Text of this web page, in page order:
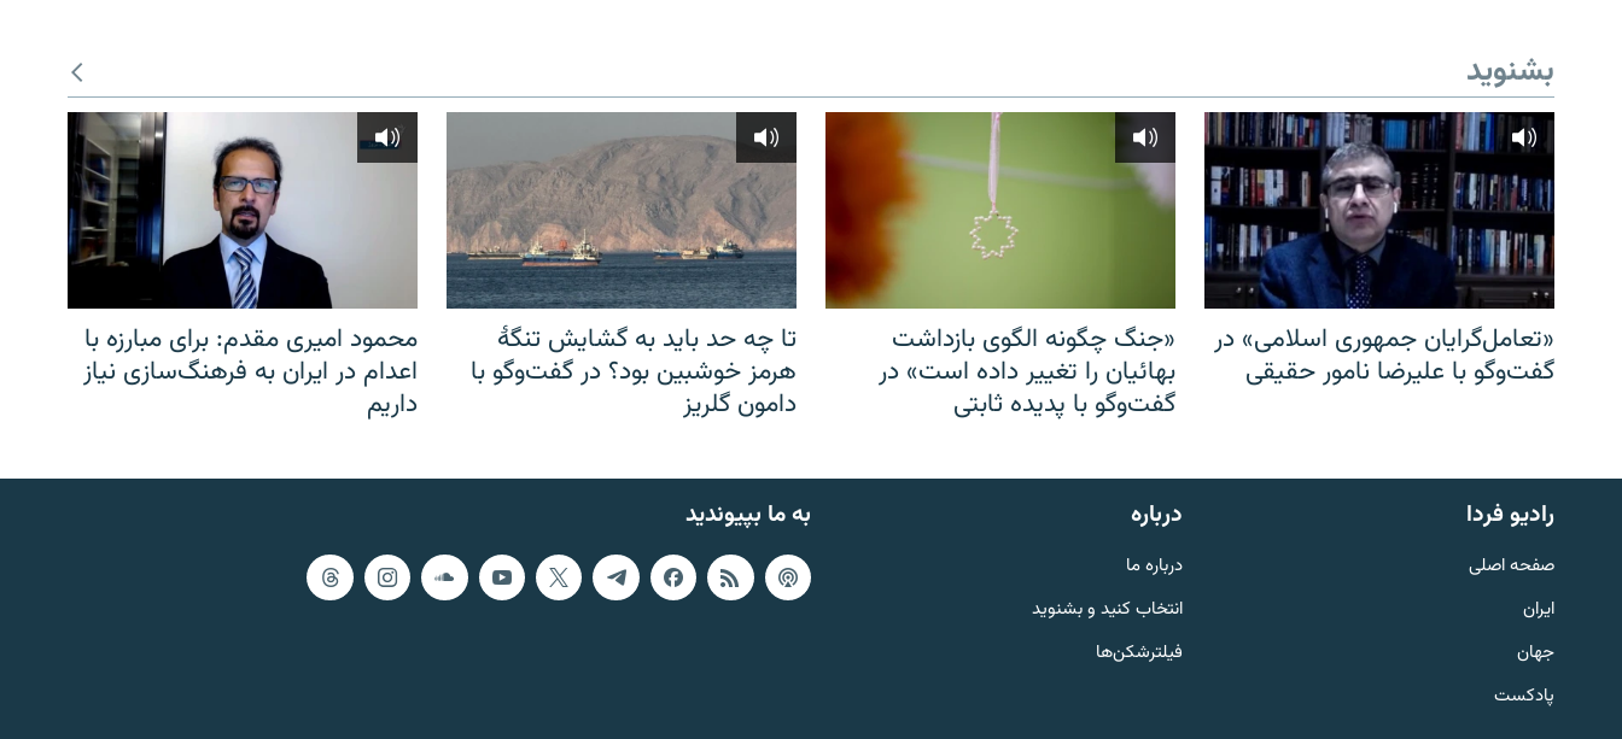
English
به ما بپیوندید
بشنوید
«تعامل‌گرایان جمهوری اسلامی» در
گفت‌وگو با علیرضا نامور حقیقی
«جنگ چگونه الگوی بازداشت
بهائیان را تغییر داده است» در
گفت‌وگو با پدیده ثابتی
تا چه حد باید به گشایش تنگهٔ
هرمز خوشبین بود؟ در گفت‌وگو با
دامون گلریز
محمود امیری مقدم: برای مبارزه با
اعدام در ایران به فرهنگ‌سازی نیاز
داریم
به ما بپیوندید رادیو فردا
صفحه اصلی
ایران
جهان
پادکست
درباره
درباره ما
انتخاب کنید و بشنوید
فیلترشکن‌ها